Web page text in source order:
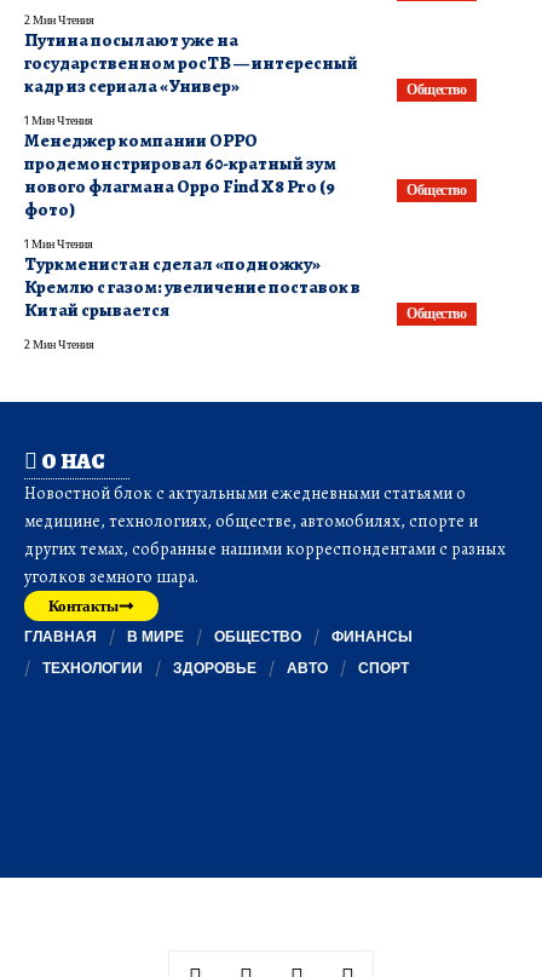
2 Мин Чтения
Общество
Путина посылают уже на
государственном росТВ — интересный
кадр из сериала «Универ»
1 Мин Чтения
Общество
Менеджер компании OPPO
продемонстрировал 60-кратный зум
нового флагмана Oppo Find X8 Pro (9
фото)
1 Мин Чтения
Общество
​Туркменистан сделал «подножку»
Кремлю с газом: увеличение поставок в
Китай срывается
2 Мин Чтения
О НАС
Новостной блок с актуальными ежедневными статьями о
медицине, технологиях, обществе, автомобилях, спорте и
других темах, собранные нашими корреспондентами с разных
уголков земного шара.
Контакты
ГЛАВНАЯ В МИРЕ ОБЩЕСТВО
ФИНАНСЫ
ТЕХНОЛОГИИ
ЗДОРОВЬЕ АВТО СПОРТ